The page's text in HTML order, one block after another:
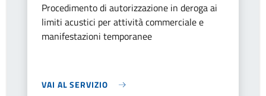
Procedimento di autorizzazione in deroga ai
limiti acustici per attività commerciale e
manifestazioni temporanee
VAI AL SERVIZIO